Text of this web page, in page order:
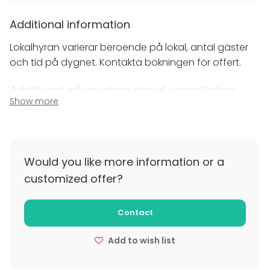
utsatta livssituationer inom vård, omsorg och socialt
stöd.
Additional information
Lokalhyran varierar beroende på lokal, antal gäster
och tid på dygnet. Kontakta bokningen för offert.
Additional information about cancellation
policy
bokning av arrangemang på anläggningen anses
träffat den dag Ersta terrass mottagit undertecknad
att person behörig att ingå avtal undertecknar
avtalet och återsänder ett exemplar till Ersta terrass.
Show more
Would you like more information or a
customized offer?
Contact
Add to wish list